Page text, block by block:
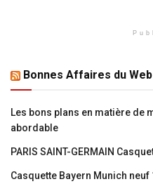
Bonnes Affaires du
Les bons plans en matière de
abordable
PARIS SAINT-GERMAIN
Casquette Bayern Munich neuf